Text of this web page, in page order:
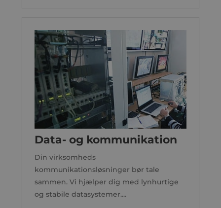
Data- og kommunikation
Din virksomheds
kommunikationsløsninger bør tale
sammen. Vi hjælper dig med lynhurtige
og stabile datasystemer....